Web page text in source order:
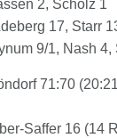
2, Scholz 1
17, Starr
9/1, Nash 4,
71:70
Saffer 16 (14